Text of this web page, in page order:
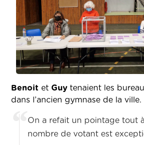
Benoit et Guy tenaient les
dans l’ancien gymnase de la ville.
On a refait un pointage tout à
nombre de votant est